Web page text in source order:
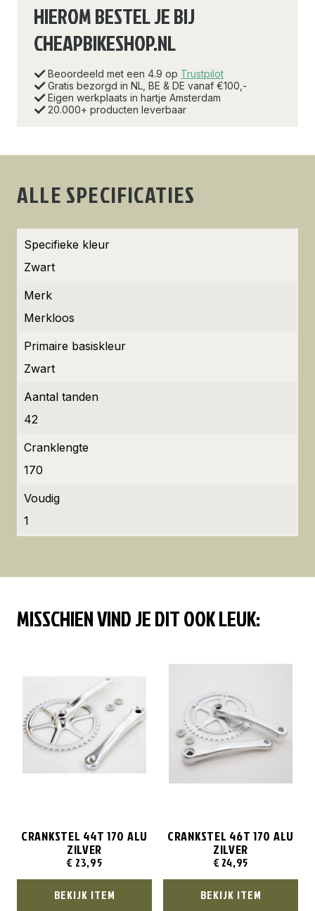
HIEROM BESTEL JE BIJ
CHEAPBIKESHOP.NL
Beoordeeld met een 4.9 op Trustpilot
Gratis bezorgd in NL, BE & DE vanaf €100,-
Eigen werkplaats in hartje Amsterdam
20.000+ producten leverbaar
ALLE SPECIFICATIES
Specifieke kleur
Zwart
Merk
Merkloos
Primaire basiskleur
Zwart
Aantal tanden
42
Cranklengte
170
Voudig
1
MISSCHIEN VIND JE DIT OOK LEUK:
CRANKSTEL 44T 170 ALU
ZILVER
€ 23,95
BEKIJK ITEM
CRANKSTEL 46T 170 ALU
ZILVER
€ 24,95
BEKIJK ITEM